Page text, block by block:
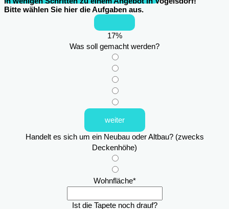
Bitte wählen Sie hier die Aufgaben aus.
17%
Was soll gemacht werden?
weiter
Handelt es sich um ein Neubau oder Altbau? (zwecks
Deckenhöhe)
Wohnfläche*
Ist die Tapete noch drauf?